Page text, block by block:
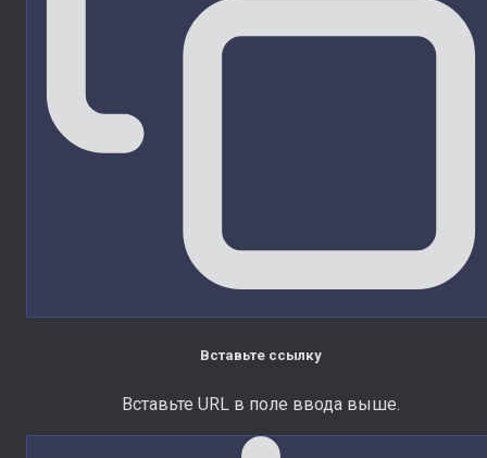
Вставьте ссылку
Вставьте URL в поле ввода выше.